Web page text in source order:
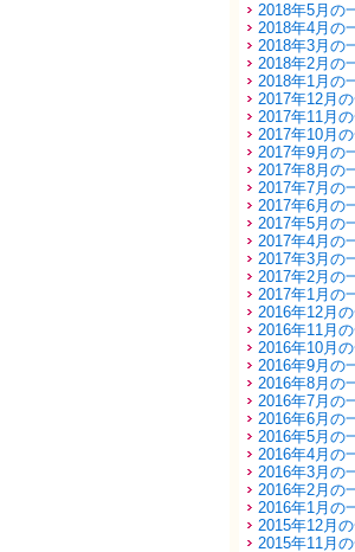
2018年5月の
2018年4月の
2018年3月の
2018年2月の
2018年1月の
2017年12月
2017年11月
2017年10月
2017年9月の
2017年8月の
2017年7月の
2017年6月の
2017年5月の
2017年4月の
2017年3月の
2017年2月の
2017年1月の
2016年12月
2016年11月
2016年10月
2016年9月の
2016年8月の
2016年7月の
2016年6月の
2016年5月の
2016年4月の
2016年3月の
2016年2月の
2016年1月の
2015年12月
2015年11月